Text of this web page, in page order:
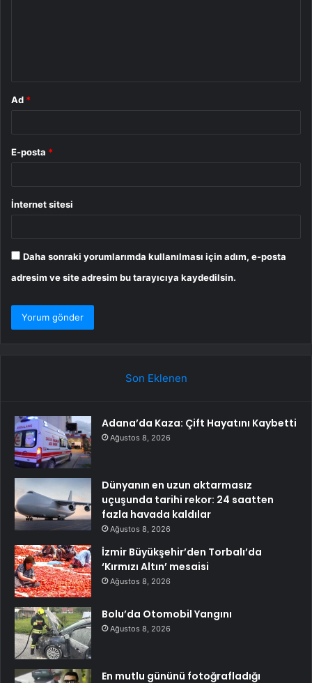
Ad *
E-posta *
İnternet sitesi
Daha sonraki yorumlarımda kullanılması için adım, e-posta
adresim ve site adresim bu tarayıcıya kaydedilsin.
Son Eklenen
Adana’da Kaza: Çift Hayatını Kaybetti
Ağustos 8, 2026
Dünyanın en uzun aktarmasız
uçuşunda tarihi rekor: 24 saatten
fazla havada kaldılar
Ağustos 8, 2026
İzmir Büyükşehir’den Torbalı’da
‘Kırmızı Altın’ mesaisi
Ağustos 8, 2026
Bolu’da Otomobil Yangını
Ağustos 8, 2026
En mutlu gününü fotoğrafladığı